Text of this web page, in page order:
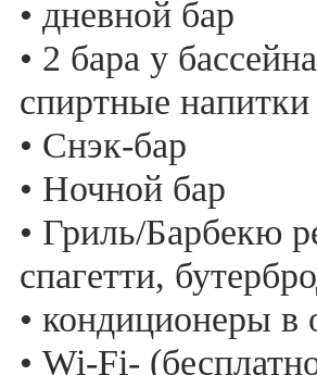
• дневной бар
• 2 бара у
спиртные
• Снэк-бар
• Ночной бар
• Гриль/Барбекю
спагетти,
• кондиционеры в
• Wi-Fi-